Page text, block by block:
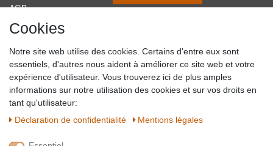
AGB
Impressum
Blog
SICHER EINKAUFEN WIR AKZEPTIEREN
Cookies
Notre site web utilise des cookies. Certains d'entre eux sont
essentiels, d'autres nous aident à améliorer ce site web et votre
expérience d'utilisateur. Vous trouverez ici de plus amples
informations sur notre utilisation des cookies et sur vos droits en
tant qu'utilisateur:
Déclaration de confidentialité
Mentions légales